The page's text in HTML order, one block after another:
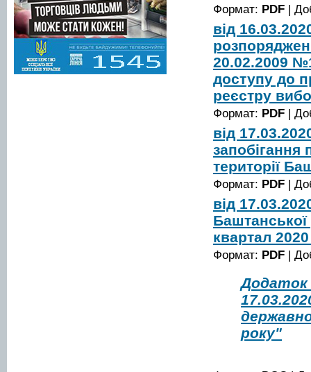
Формат: PDF |
від
20.02.2009
доступу до
реєстру
Формат: PDF |
від
території
Формат: PDF |
від
Баштанської
квартал
Формат: PDF |
Додаток
року"